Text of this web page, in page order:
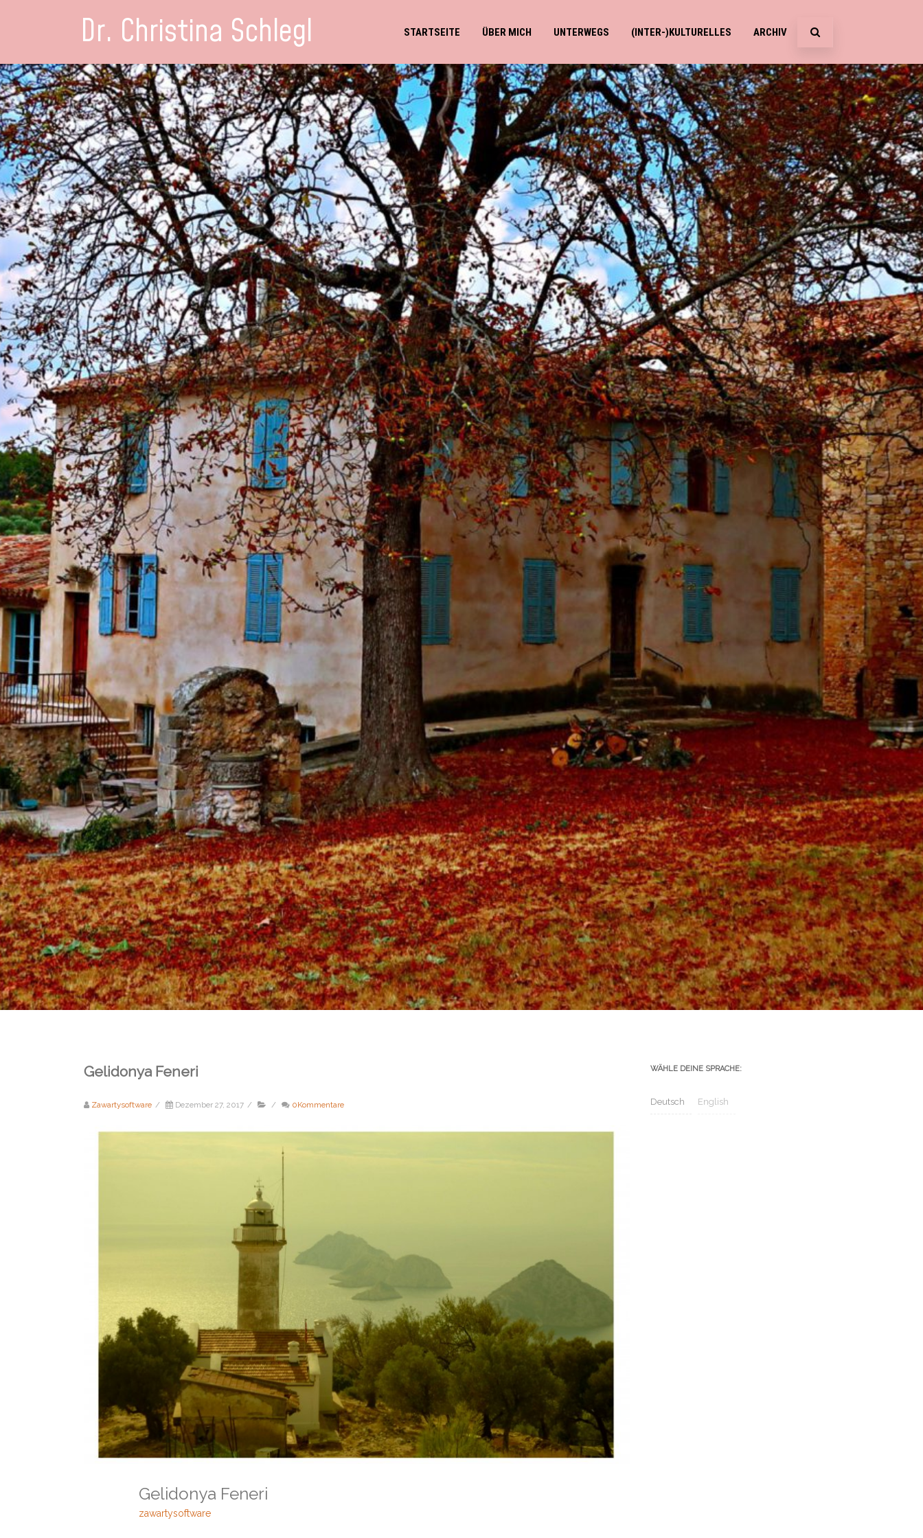
Dr. Christina Schlegl STARTSEITE ÜBER MICH UNTERWEGS (INTER-)KULTURELLES ARCHIV
Gelidonya Feneri
Zawartysoftware / Dezember 27, 2017 / / 0Kommentare
Gelidonya Feneri
zawartysoftware
WÄHLE DEINE SPRACHE:
Deutsch English